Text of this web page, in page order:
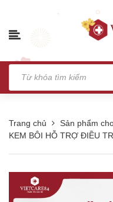
Trang chủ
Sản phẩm
KEM BÔI HỖ TRỢ ĐIỀU